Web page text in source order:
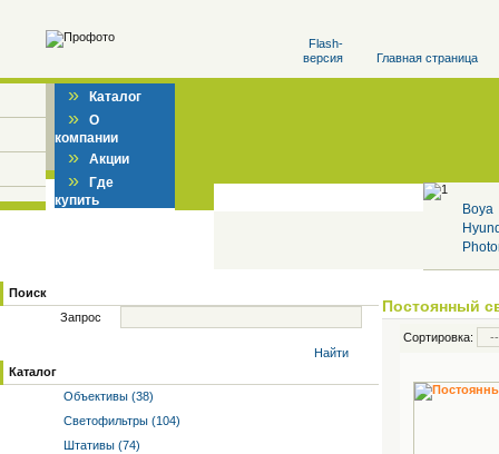
Flash-
версия
Главная страница
» Каталог
» О
компании
» Акции
» Где
купить
Boya
Поиск
Запрос
Найти
Каталог
Объективы (38)
Светофильтры (104)
Штативы (74)
Постоянный
Сортировка: